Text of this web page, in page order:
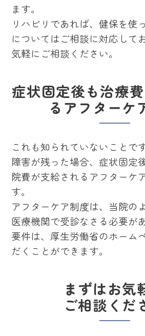
ます。
リハビリであれば、健保を使
についてはご相談に対応して
気軽にご相談ください。
症状固定後も治療
るアフターケ
これも知られていないことで
障害が残った場合、症状固定
院費が支給されるアフターケ
す。
アフターケア制度は、当院の
医療機関で受診なさる必要が
要件は、厚生労働省のホーム
だくことができます。
まずはお気
ご相談くだ